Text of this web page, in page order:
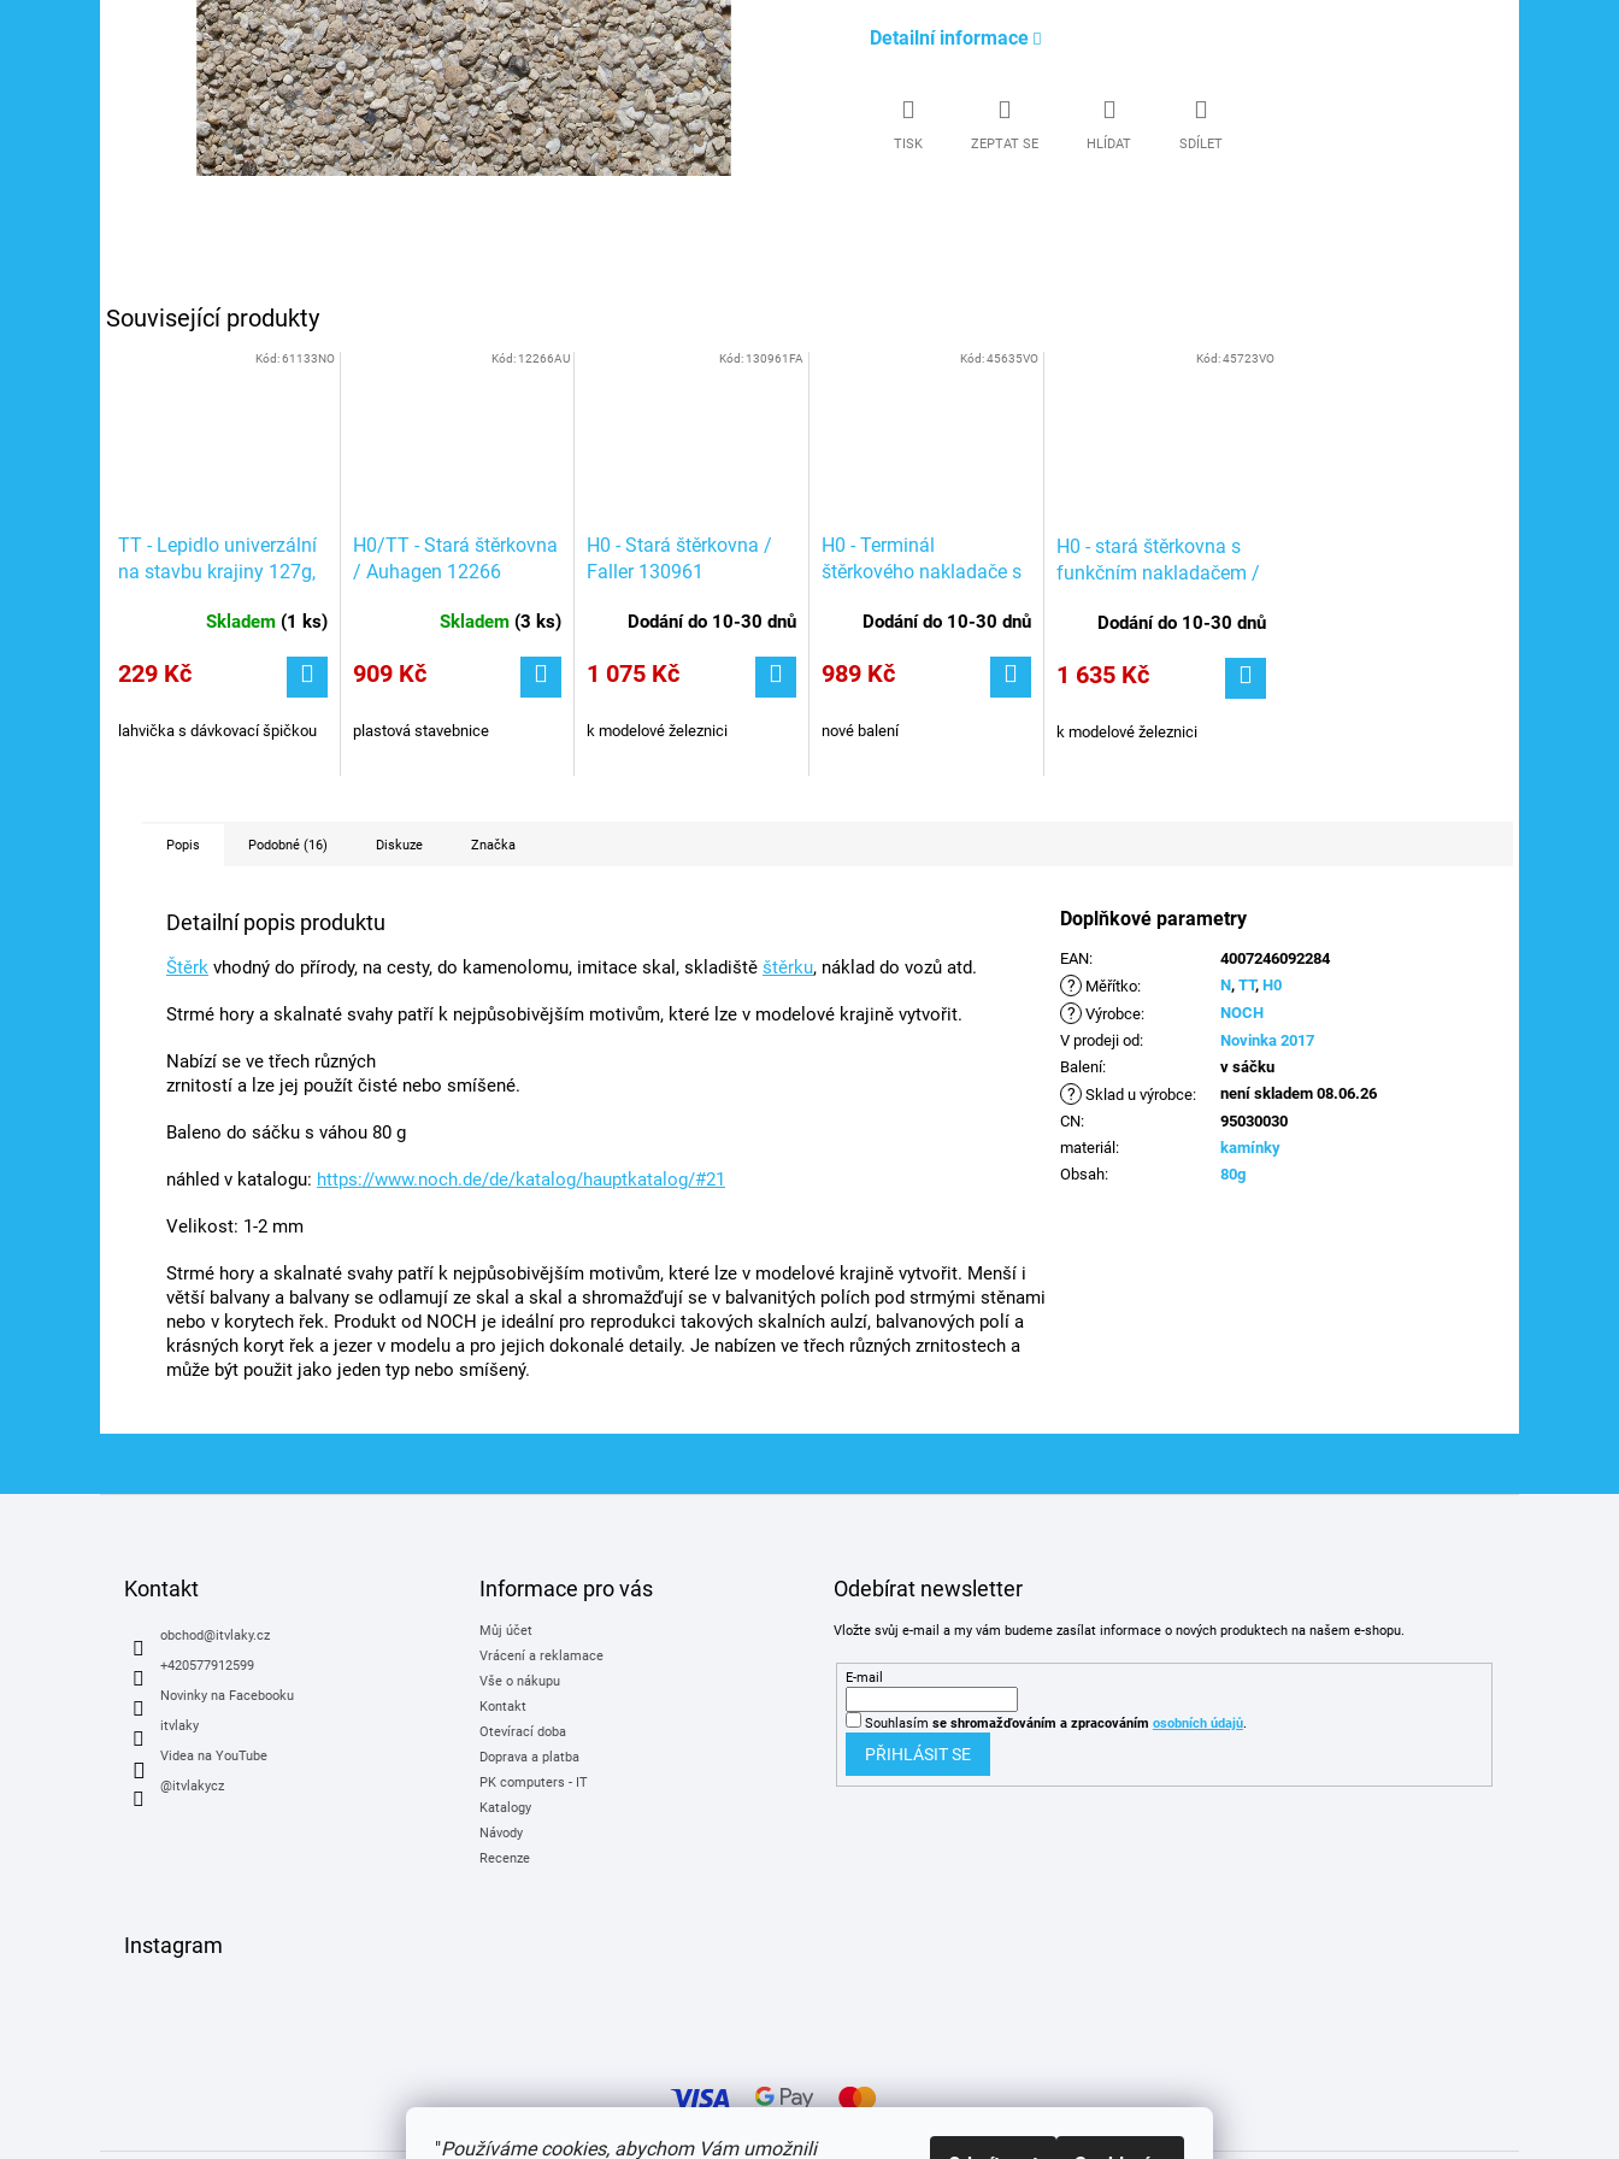
"Používáme cookies, abychom Vám umožnili
Detailní informace
TISK ZEPTAT SE HLÍDAT SDÍLET
Související produkty
TT - Lepidlo univerzální
na stavbu krajiny 127g,
Skladem (1 ks)
229 Kč
lahvička s dávkovací špičkou
Kód:61133NO
H0/TT - Stará štěrkovna
/ Auhagen 12266
Skladem (3 ks)
909 Kč
plastová stavebnice
Kód: 12266AU
H0 - Stará štěrkovna /
Faller 130961
Dodání do 10-30 dnů
1 075 Kč
k modelové železnici
Kód: 130961FA
H0 - Terminál
štěrkového nakladače s
funkční model / Vollmer
Dodání do 10-30 dnů
989 Kč
nové balení
Kód:45635VO
H0 - stará štěrkovna s
funkčním nakladačem /
Dodání do 10-30 dnů
1 635 Kč
k modelové železnici
Kód:45723VO
Popis Podobné (16) Diskuze Značka
Detailní popis produktu
Štěrk vhodný do přírody, na cesty, do kamenolomu, imitace skal, skladiště štěrku, náklad do vozů atd.
Strmé hory a skalnaté svahy patří k nejpůsobivějším motivům, které lze v modelové krajině vytvořit.
Nabízí se ve třech různých
zrnitostí a lze jej použít čisté nebo smíšené.
Baleno do sáčku s váhou 80 g
náhled v katalogu: https://www.noch.de/de/katalog/hauptkatalog/#21
Velikost: 1-2 mm
Strmé hory a skalnaté svahy patří k nejpůsobivějším motivům, které lze v modelové krajině vytvořit. Menší i
větší balvany a balvany se odlamují ze skal a skal a shromažďují se v balvanitých polích pod strmými stěnami
nebo v korytech řek. Produkt od NOCH je ideální pro reprodukci takových skalních aulzí, balvanových polí a
krásných koryt řek a jezer v modelu a pro jejich dokonalé detaily. Je nabízen ve třech různých zrnitostech a
může být použit jako jeden typ nebo smíšený.
Doplňkové parametry
EAN: 4007246092284
? Měřítko: N,TT,H0
? Výrobce:
NOCH
V prodeji od:
Novinka 2017
Balení: v sáčku
? Sklad u výrobce:
není skladem 08.06.26
CN:
95030030
materiál :
kamínky
Obsah: 80g
Kontakt
obchod@itvlaky.cz
+420577912599
Novinky na Facebooku
itvlaky
Videa na YouTube
@itvlakycz
Informace pro vás
Můj účet
Vrácení a reklamace
Vše o nákupu
Kontakt
Otevírací doba
Doprava a platba
PK computers - IT
Katalogy
Návody
Recenze
Odebírat newsletter
Vložte svůj e-mail a my vám budeme zasílat informace o nových produktech na našem e-shopu.
E-mail
Souhlasím se shromažďováním a zpracováním osobních údajů.
PŘIHLÁSIT SE
Instagram